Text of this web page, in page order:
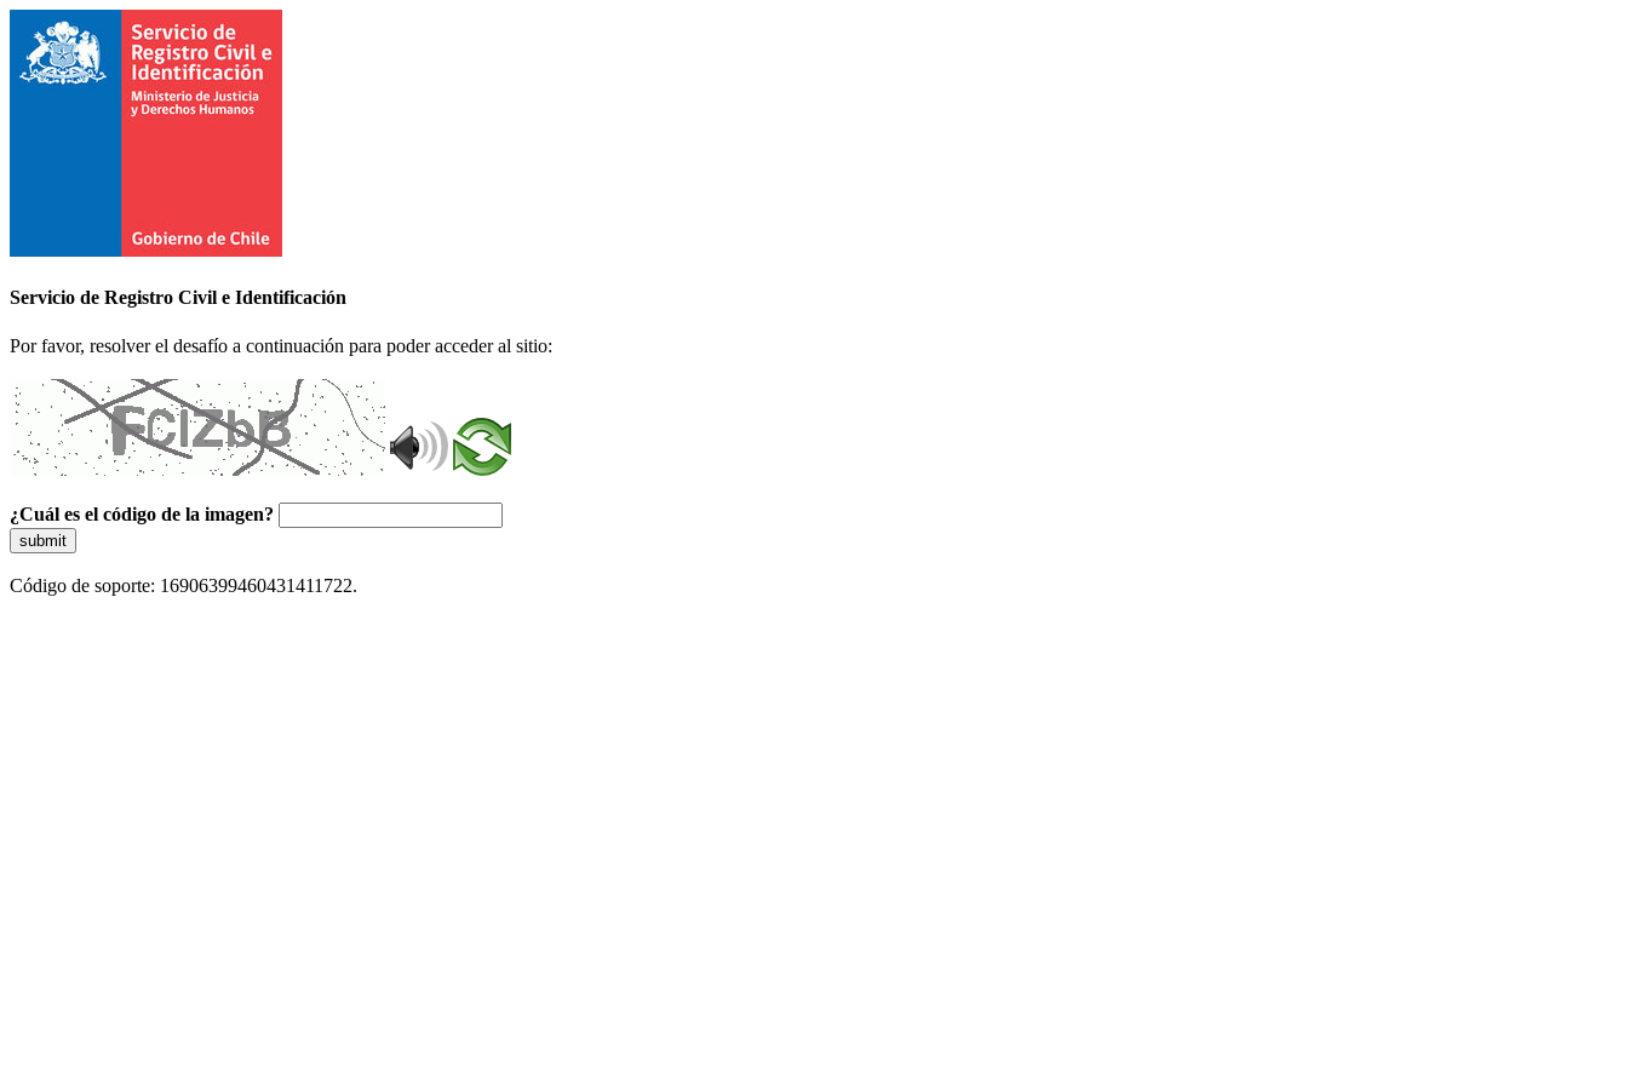
Servicio de Registro Civil e Identificación
Por favor, resolver el desafío a continuación para poder acceder al sitio:
¿Cuál es el código de la imagen?
submit
Código de soporte: 16906399460431411722.